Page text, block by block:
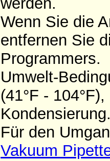
Wenn Sie die
entfernen Sie
Programmers.
Umwelt-
(41°F -
Für den
Vakuum